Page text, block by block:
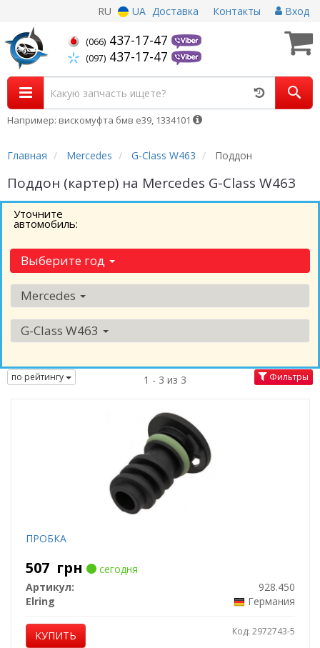
RU UA Доставка Контакты Вход
(066) 437-17-47
(097) 437-17-47
Например: вискомуфта бмв е39, 1334101
Главная Mercedes G-Class W463 Поддон
Поддон (картер) на Mercedes G-Class W463
Уточните
автомобиль:
Выберите год
Mercedes
G-Class W463
по рейтингу 1 - 3 из 3 Фильтры
ПРОБКА
507 грн
сегодня
Артикул:
928.450
Elring
Германия
КУПИТЬ Код: 2972743-5